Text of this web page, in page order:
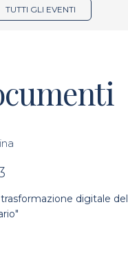
TUTTI GLI EVENTI
digitale del